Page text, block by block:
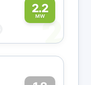
2.2
MW2